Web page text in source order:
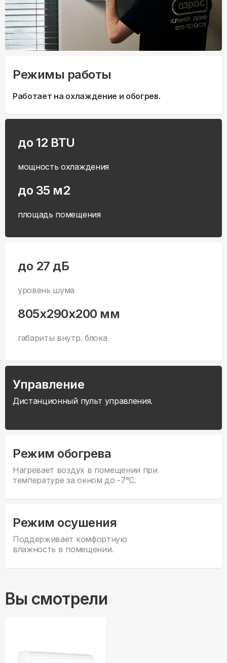
Режимы работы
Работает на охлаждение и обогрев.
до 12 BTU
мощность охлаждения
до 35 м2
площадь помещения
до 27 дБ
уровень шума
805x290x200 мм
габариты внутр. блока
Управление
Дистанционный пульт управления.
Режим обогрева
Нагревает воздух в помещении при
температуре за окном до -7°С.
Режим осушения
Поддерживает комфортную
влажность в помещении.
Вы смотрели